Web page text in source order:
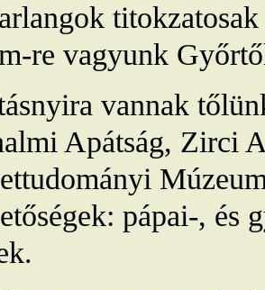
re vagyunk
vannak
Apátság, Zirci
pápai-, és